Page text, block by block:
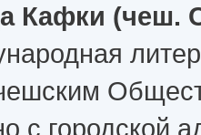
Кафки (чеш.
с городской